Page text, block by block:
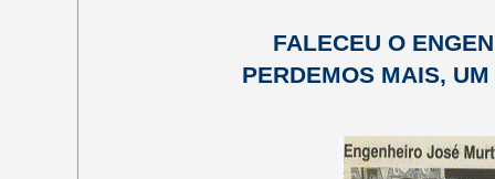
FALECEU O
PERDEMOS MAIS,